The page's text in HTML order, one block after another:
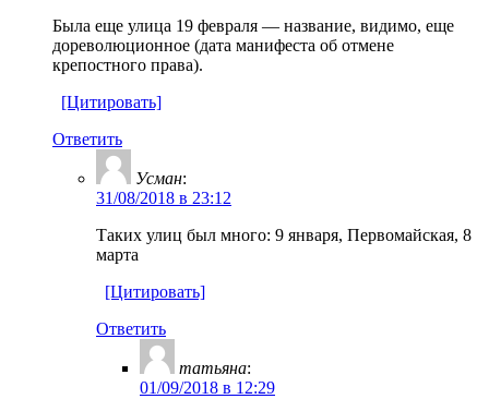
Была еще улица 19 февраля — название, видимо, еще
дореволюционное (дата манифеста об отмене
крепостного права).
[Цитировать]
Ответить
Усман:
31/08/2018 в 23:12
Таких улиц был много: 9 января, Первомайская, 8
марта
[Цитировать]
Ответить
татьяна:
01/09/2018 в 12:29